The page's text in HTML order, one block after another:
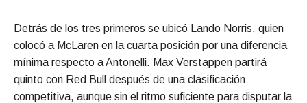
Detrás de los tres primeros se ubicó Lando Norris, quien
colocó a McLaren en la cuarta posición por una diferencia
mínima respecto a Antonelli. Max Verstappen partirá
quinto con Red Bull después de una clasificación
competitiva, aunque sin el ritmo suficiente para disputar la